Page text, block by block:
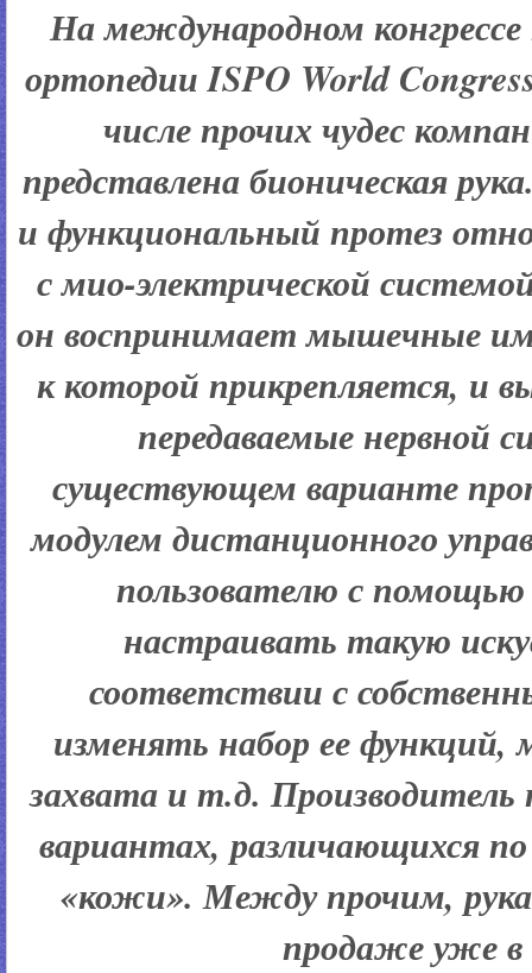
На международном
ортопедии ISPO World
числе прочих чудес
представлена бионическая
и функциональный протез
с мио-электрической
он воспринимает мышечные
к которой прикрепляется, и
передаваемые нервной
существующем варианте
модулем дистанционного
пользователю с
настраивать такую
соответствии с
изменять набор ее
захвата и т.д. Производитель
вариантах, различающихся
«кожи». Между прочим,
продаже уже